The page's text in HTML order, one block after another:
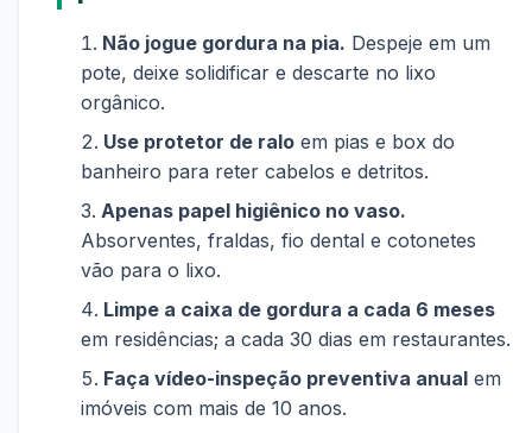
Não jogue gordura na pia. Despeje em um
pote, deixe solidificar e descarte no lixo
orgânico.
Use protetor de ralo em pias e box do
banheiro para reter cabelos e detritos.
Apenas papel higiênico no vaso.
Absorventes, fraldas, fio dental e cotonetes
vão para o lixo.
Limpe a caixa de gordura a cada 6 meses
em residências; a cada 30 dias em restaurantes.
Faça vídeo-inspeção preventiva anual em
imóveis com mais de 10 anos.